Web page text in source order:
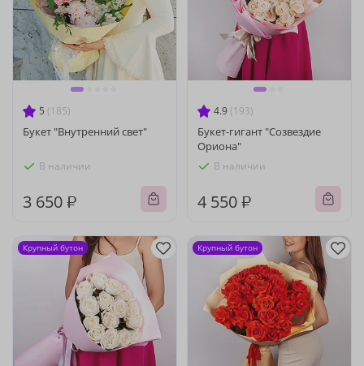
5 (185)
Букет "Внутренний свет"
В наличии
3 650 ₽
4.9 (193)
Букет-гигант "Созвездие
Ориона"
В наличии
4 550 ₽
Крупный бутон Крупный бутон